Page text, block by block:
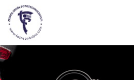
treści